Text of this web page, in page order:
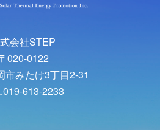
会社STEP
020-0122
市みたけ3丁目2-31
613-2233